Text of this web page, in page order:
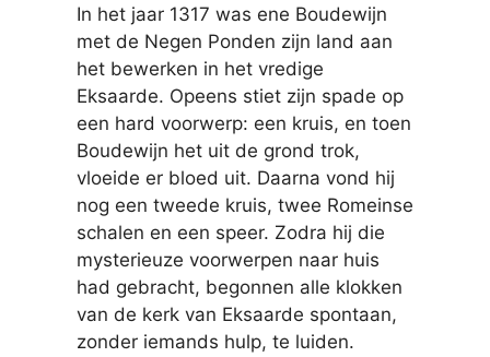
In het jaar 1317 was ene Boudewijn
met de Negen Ponden zijn land aan
het bewerken in het vredige
Eksaarde. Opeens stiet zijn spade op
een hard voorwerp: een kruis, en toen
Boudewijn het uit de grond trok,
vloeide er bloed uit. Daarna vond hij
nog een tweede kruis, twee Romeinse
schalen en een speer. Zodra hij die
mysterieuze voorwerpen naar huis
had gebracht, begonnen alle klokken
van de kerk van Eksaarde spontaan,
zonder iemands hulp, te luiden.